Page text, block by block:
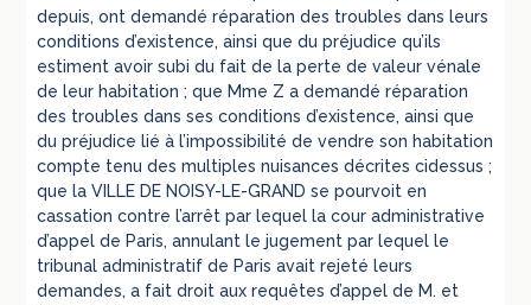
depuis, ont demandé réparation des troubles dans leurs
conditions d’existence, ainsi que du préjudice qu’ils
estiment avoir subi du fait de la perte de valeur vénale
de leur habitation ; que Mme Z a demandé réparation
des troubles dans ses conditions d’existence, ainsi que
du préjudice lié à l’impossibilité de vendre son habitation
compte tenu des multiples nuisances décrites cidessus ;
que la VILLE DE NOISY-LE-GRAND se pourvoit en
cassation contre l’arrêt par lequel la cour administrative
d’appel de Paris, annulant le jugement par lequel le
tribunal administratif de Paris avait rejeté leurs
demandes, a fait droit aux requêtes d’appel de M. et